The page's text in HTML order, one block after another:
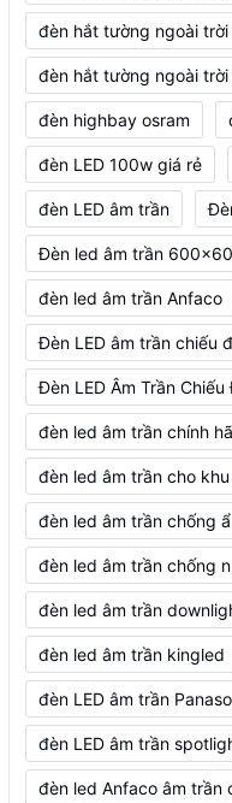
đèn hắt tường ngoài trời
đèn hắt tường ngoài trời
đèn highbay osram
đèn LED 100w giá rẻ
đèn LED âm trần
Đèn led âm trần
đèn led âm trần Anfaco
Đèn LED âm trần chiếu
Đèn LED Âm Trần
đèn led âm trần chính
đèn led âm trần cho
đèn led âm trần chống
đèn led âm trần chống
đèn led âm trần
đèn led âm trần kingled
đèn LED âm trần
đèn LED âm trần
đèn led Anfaco âm trần